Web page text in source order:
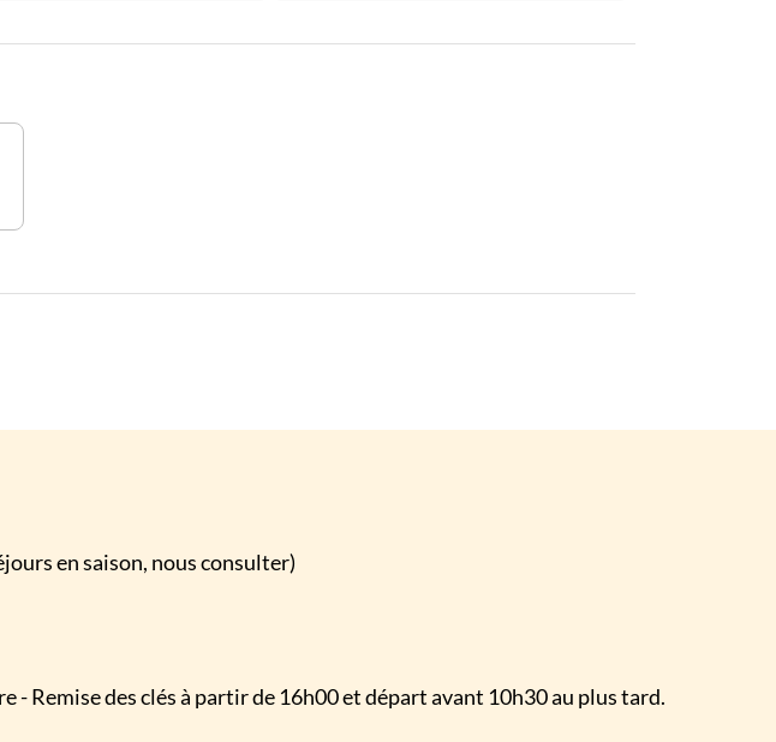
en saison, nous consulter)
Remise des clés à partir de 16h00 et départ avant 10h30 au plus tard.